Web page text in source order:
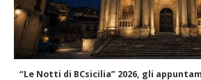
“Le Notti di BCsicilia” 2026, gli